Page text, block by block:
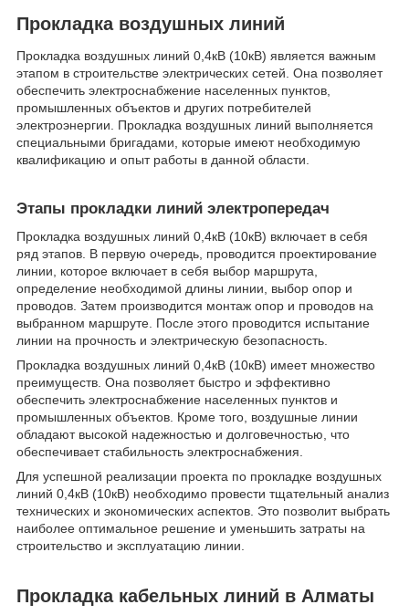
Прокладка воздушных линий
Прокладка воздушных линий 0,4кВ (10кВ) является важным
этапом в строительстве электрических сетей. Она позволяет
обеспечить электроснабжение населенных пунктов,
промышленных объектов и других потребителей
электроэнергии. Прокладка воздушных линий выполняется
специальными бригадами, которые имеют необходимую
квалификацию и опыт работы в данной области.
Этапы прокладки линий электропередач
Прокладка воздушных линий 0,4кВ (10кВ) включает в себя
ряд этапов. В первую очередь, проводится проектирование
линии, которое включает в себя выбор маршрута,
определение необходимой длины линии, выбор опор и
проводов. Затем производится монтаж опор и проводов на
выбранном маршруте. После этого проводится испытание
линии на прочность и электрическую безопасность.
Прокладка воздушных линий 0,4кВ (10кВ) имеет множество
преимуществ. Она позволяет быстро и эффективно
обеспечить электроснабжение населенных пунктов и
промышленных объектов. Кроме того, воздушные линии
обладают высокой надежностью и долговечностью, что
обеспечивает стабильность электроснабжения.
Для успешной реализации проекта по прокладке воздушных
линий 0,4кВ (10кВ) необходимо провести тщательный анализ
технических и экономических аспектов. Это позволит выбрать
наиболее оптимальное решение и уменьшить затраты на
строительство и эксплуатацию линии.
Прокладка кабельных линий в Алматы